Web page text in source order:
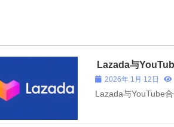
Lazada与
2026年 1月 12日
Lazada与YouTube